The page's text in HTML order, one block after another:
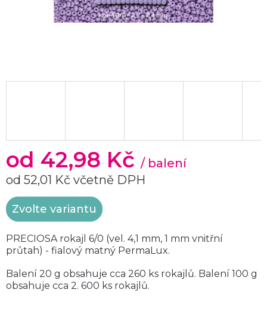
od 42,98 Kč / balení
od 52,01 Kč včetně DPH
Měrná
cena:
Zvolte variantu
PRECIOSA rokajl 6/0 (vel. 4,1 mm, 1 mm vnitřní
průtah) - fialový matný PermaLux.
Balení 20 g obsahuje cca 260 ks rokajlů. Balení 100 g
obsahuje cca 2. 600 ks rokajlů.